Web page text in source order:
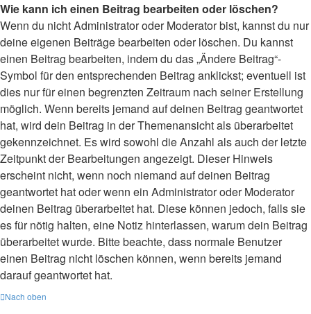
Wie kann ich einen Beitrag bearbeiten oder löschen?
Wenn du nicht Administrator oder Moderator bist, kannst du nur
deine eigenen Beiträge bearbeiten oder löschen. Du kannst
einen Beitrag bearbeiten, indem du das „Ändere Beitrag“-
Symbol für den entsprechenden Beitrag anklickst; eventuell ist
dies nur für einen begrenzten Zeitraum nach seiner Erstellung
möglich. Wenn bereits jemand auf deinen Beitrag geantwortet
hat, wird dein Beitrag in der Themenansicht als überarbeitet
gekennzeichnet. Es wird sowohl die Anzahl als auch der letzte
Zeitpunkt der Bearbeitungen angezeigt. Dieser Hinweis
erscheint nicht, wenn noch niemand auf deinen Beitrag
geantwortet hat oder wenn ein Administrator oder Moderator
deinen Beitrag überarbeitet hat. Diese können jedoch, falls sie
es für nötig halten, eine Notiz hinterlassen, warum dein Beitrag
überarbeitet wurde. Bitte beachte, dass normale Benutzer
einen Beitrag nicht löschen können, wenn bereits jemand
darauf geantwortet hat.
Nach oben